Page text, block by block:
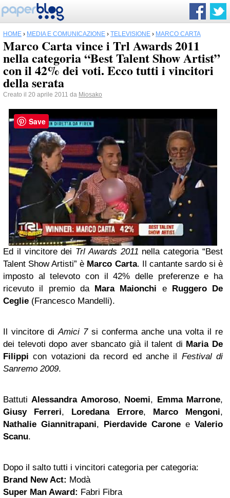
HOME › MEDIA E COMUNICAZIONE › TELEVISIONE › MARCO CARTA
Marco Carta vince i Trl Awards 2011
nella categoria “Best Talent Show Artist”
con il 42% dei voti. Ecco tutti i vincitori
della serata
Creato il 20 aprile 2011 da Miosako
Ed il vincitore dei Trl Awards 2011 nella categoria “Best
Talent Show Artisti” è Marco Carta. Il cantante sardo si è
imposto al televoto con il 42% delle preferenze e ha
ricevuto il premio da Mara Maionchi e Ruggero De
Ceglie (Francesco Mandelli).
Il vincitore di Amici 7si conferma anche una volta il re
dei televoti dopo aver sbancato già il talent di Maria De
Filippi con votazioni da record ed anche il Festival di
Sanremo 2009.
Battuti Alessandra Amoroso, Noemi, Emma Marrone,
Giusy Ferreri, LoredanaErrore, Marco Mengoni,
Nathalie Giannitrapani, Pierdavide Carone e Valerio
Scanu.
Dopo il salto tutti i vincitori categoria per categoria:
Brand New Act: Modà
Super Man Award: Fabri Fibra
Save